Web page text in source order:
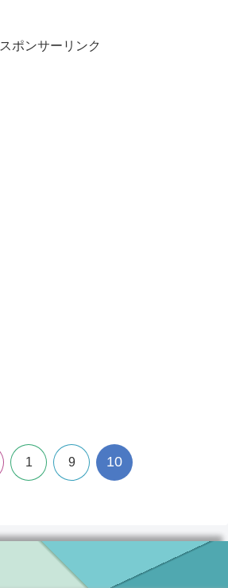
スポンサーリンク
1 9 10